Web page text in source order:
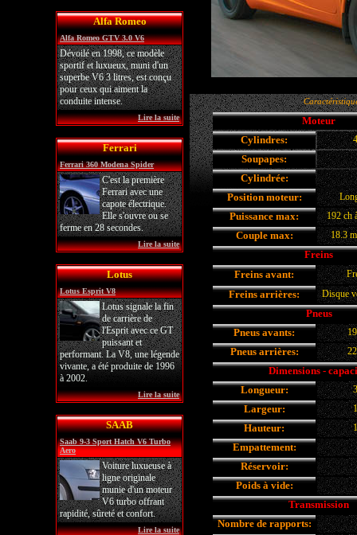
Alfa Romeo
Alfa Romeo GTV 3.0 V6
Dévoilé en 1998, ce modèle
sportif et luxueux, muni d'un
superbe V6 3 litres, est conçu
pour ceux qui aiment la
conduite intense.
Lire la suite
Ferrari
Ferrari 360 Modena Spider
C'est la première
Ferrari avec une
capote électrique.
Elle s'ouvre ou se
ferme en 28 secondes.
Lire la suite
Lotus
Lotus Esprit V8
Lotus signale la fin
de carrière de
l'Esprit avec ce GT
puissant et
performant. La V8, une légende
vivante, a été produite de 1996
à 2002.
Lire la suite
SAAB
Saab 9-3 Sport Hatch V6 Turbo
Aero
Voiture luxueuse à
ligne originale
munie d'un moteur
V6 turbo offrant
rapidité, sûreté et confort.
Lire la suite
Moteur
Cylindres:
Soupapes:
Cylindrée:
Position moteur:
Puissance max: 192 ch
Couple max: 18.3
Freins
Freins avant:
Freins arrières: Disque
Pneus
Pneus avants:
Pneus arrières:
Dimensions -
Longueur:
Largeur:
Hauteur:
Empattement:
Réservoir:
Poids à vide:
Transmission
Nombre de rapports: